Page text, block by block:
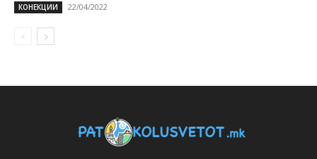
КОНЕКЦИИ 22/04/2022